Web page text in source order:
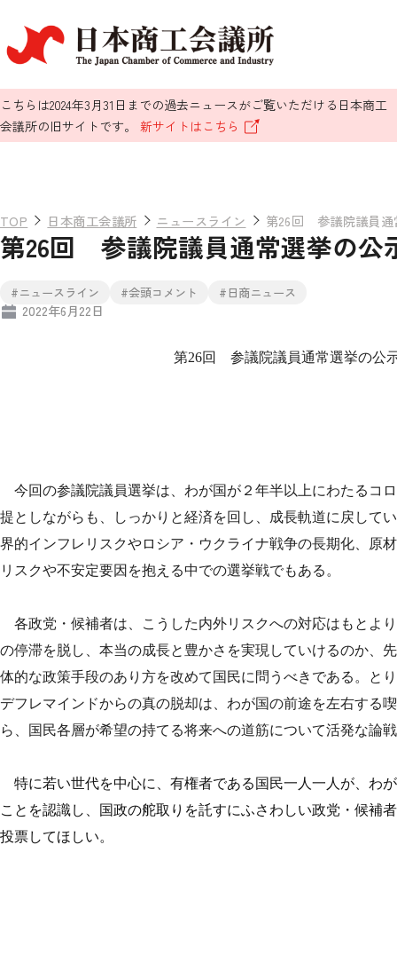
こちらは2024年3月31日までの過去ニュースがご覧いただける日本商工
会議所の旧サイトです。 新サイトはこちら
TOP 日本商工会議所 ニュースライン 第26回 参議院議員通
第26回 参議院議員通常選挙の公
#ニュースライン #会頭コメント #日商ニュース
2022年6月22日
第26回 参議院議員通常選挙の公
今回の参議院議員選挙は、わが国が２年半以上にわたるコ
提としながらも、しっかりと経済を回し、成長軌道に戻して
界的インフレリスクやロシア・ウクライナ戦争の長期化、原
リスクや不安定要因を抱える中での選挙戦でもある。
各政党・候補者は、こうした内外リスクへの対応はもとよ
の停滞を脱し、本当の成長と豊かさを実現していけるのか、
体的な政策手段のあり方を改めて国民に問うべきである。と
デフレマインドからの真の脱却は、わが国の前途を左右する
ら、国民各層が希望の持てる将来への道筋について活発な論
特に若い世代を中心に、有権者である国民一人一人が、わ
ことを認識し、国政の舵取りを託すにふさわしい政党・候補
投票してほしい。